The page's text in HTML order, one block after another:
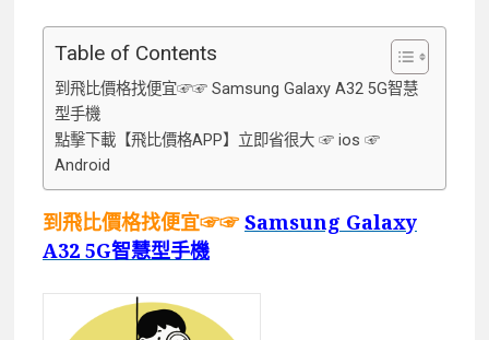
Table of Contents
到飛比價格找便宜☞☞ Samsung Galaxy A32 5G智慧
型手機
點擊下載【飛比價格APP】立即省很大 ☞ ios ☞
Android
到飛比價格找便宜☞☞ Samsung Galaxy
A32 5G智慧型手機